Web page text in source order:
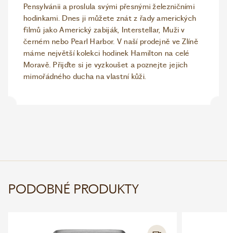
Pensylvánii a proslula svými přesnými železničními
hodinkami. Dnes ji můžete znát z řady amerických
filmů jako Americký zabiják, Interstellar, Muži v
černém nebo Pearl Harbor. V naší prodejně ve Zlíně
máme největší kolekci hodinek Hamilton na celé
Moravě. Přijďte si je vyzkoušet a poznejte jejich
mimořádného ducha na vlastní kůži.
PODOBNÉ PRODUKTY